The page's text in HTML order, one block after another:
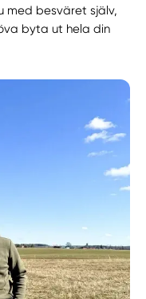
besväret själv,
byta ut hela din